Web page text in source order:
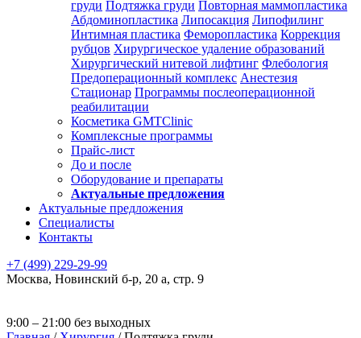
груди Подтяжка груди Повторная маммопластика
Абдоминопластика Липосакция Липофилинг
Интимная пластика Феморопластика Коррекция
рубцов Хирургическое удаление образований
Хирургический нитевой лифтинг Флебология
Предоперационный комплекс Анестезия
Стационар Программы послеоперационной
реабилитации
Косметика GMTClinic
Комплексные программы
Прайс-лист
До и после
Оборудование и препараты
Актуальные предложения
Актуальные предложения
Специалисты
Контакты
+7 (499) 229-29-99
Москва, Новинский б-р, 20 а, стр. 9
9:00 – 21:00 без выходных